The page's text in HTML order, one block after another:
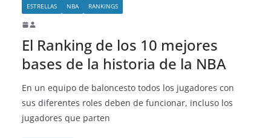
ESTRELLAS NBA RANKINGS
El Ranking de los 10 mejores
bases de la historia de la NBA
En un equipo de baloncesto todos los jugadores con
sus diferentes roles deben de funcionar, incluso los
jugadores que parten